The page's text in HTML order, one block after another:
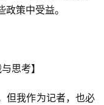
策中受益。
思考】
但我作为记者，也必